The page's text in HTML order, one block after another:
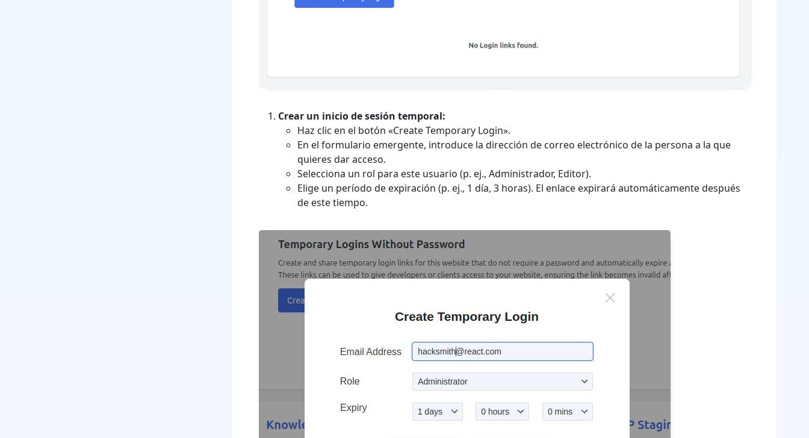
Crear un inicio de sesión temporal:
Haz clic en el botón «Create Temporary Login».
En el formulario emergente, introduce la dirección de correo electrónico de la persona a la que
quieres dar acceso.
Selecciona un rol para este usuario (p. ej., Administrador, Editor).
Elige un período de expiración (p. ej., 1 día, 3 horas). El enlace expirará automáticamente después
de este tiempo.